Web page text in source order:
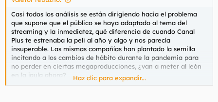
Casi todos los análisis se están dirigiendo hacia el problema
que supone que el público se haya adaptado al tema del
streaming y la inmediatez, qué diferencia de cuando Canal
Plus te estrenaba la peli al año y algo y nos parecía
insuperable. Las mismas compañías han plantado la semilla
incitando a los cambios de hábito durante la pandemia para
no perder en ciertas megaproducciones, ¿van a meter al león
en la jaula ahora?
Haz clic para expandir...